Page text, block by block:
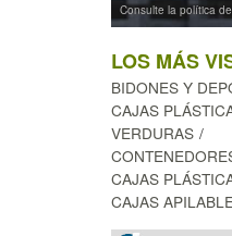
Consulte la política
LOS MÁS
BIDONES Y
CAJAS
VERDURAS
CAJAS
CAJAS